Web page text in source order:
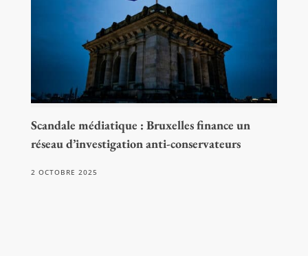
Scandale médiatique : Bruxelles finance un
réseau d’investigation anti-conservateurs
2 OCTOBRE 2025